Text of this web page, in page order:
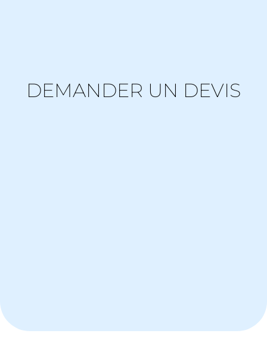
DEMANDER UN DEVIS